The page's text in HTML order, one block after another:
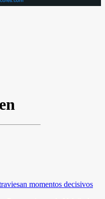
momentos decisivos